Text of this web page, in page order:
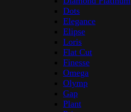
Dots
Elegance
Elipse
Loris
Flat Cut
Finesse
Omega
Olymp
Gap
Plant